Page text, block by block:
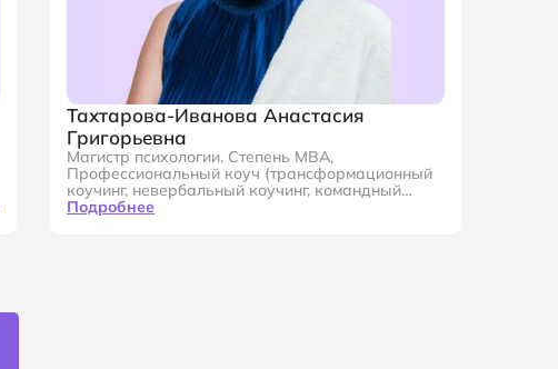
Тахтарова-Иванова Анастасия
Григорьевна
Магистр психологии. Степень МВА,
Профессиональный коуч (трансформационный
коучинг, невербальный коучинг, командный
коучинг), Бизнес-психолог, коуч и тренер
Подробнее